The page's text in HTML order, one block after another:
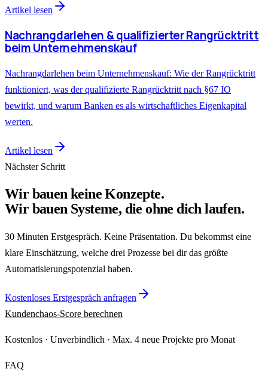
Artikel lesen
Nachrangdarlehen & qualifizierter Rangrücktritt
beim Unternehmenskauf
Nachrangdarlehen beim Unternehmenskauf: Wie der Rangrücktritt
funktioniert, was der qualifizierte Rangrücktritt nach §67 IO
bewirkt, und warum Banken es als wirtschaftliches Eigenkapital
werten.
Artikel lesen
Nächster Schritt
Wir bauen keine Konzepte.
Wir bauen Systeme, die ohne dich laufen.
30 Minuten Erstgespräch. Keine Präsentation. Du bekommst eine
klare Einschätzung, welche drei Prozesse bei dir das größte
Automatisierungspotenzial haben.
Kostenloses Erstgespräch anfragen
Kundenchaos-Score berechnen
Kostenlos · Unverbindlich · Max. 4 neue Projekte pro Monat
FAQ